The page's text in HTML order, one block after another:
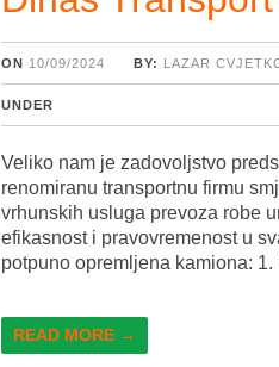
ON 10/09/2024 BY: LAZAR
UNDER
Veliko nam je zadovoljstvo
renomiranu transportnu firmu
vrhunskih usluga prevoza robe
efikasnost i pravovremenost u
potpuno opremljena kamiona:
READ MORE →